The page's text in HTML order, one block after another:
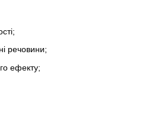
речовини;
ефекту;